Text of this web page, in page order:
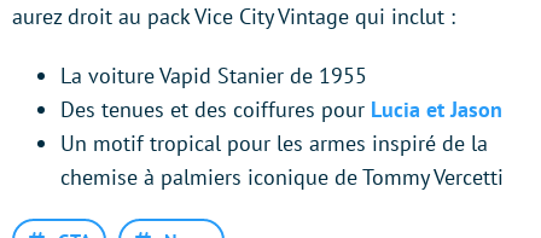
aurez droit au pack Vice City Vintage qui inclut :
La voiture Vapid Stanier de 1955
Des tenues et des coiffures pour Lucia et Jason
Un motif tropical pour les armes inspiré de la
chemise à palmiers iconique de Tommy Vercetti